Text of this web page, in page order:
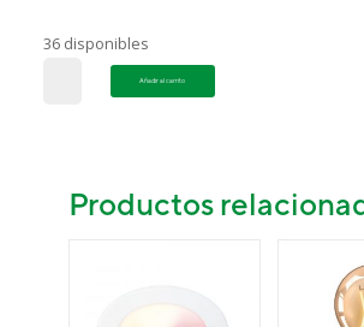
36 disponibles
Añadir al carrito
Productos